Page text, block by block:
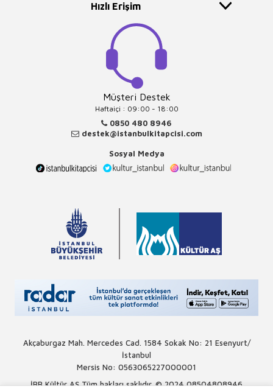
Hızlı Erişim
Müşteri Destek
Haftaiçi : 09:00 - 18:00
0850 480 8946
destek@istanbulkitapcisi.com
Sosyal Medya
Akçaburgaz Mah. Mercedes Cad. 1584 Sokak No: 21 Esenyurt/
İstanbul
Mersis No: 0563065227000001
İBB Kültür AŞ Tüm hakları saklıdır. © 2024 08504808946